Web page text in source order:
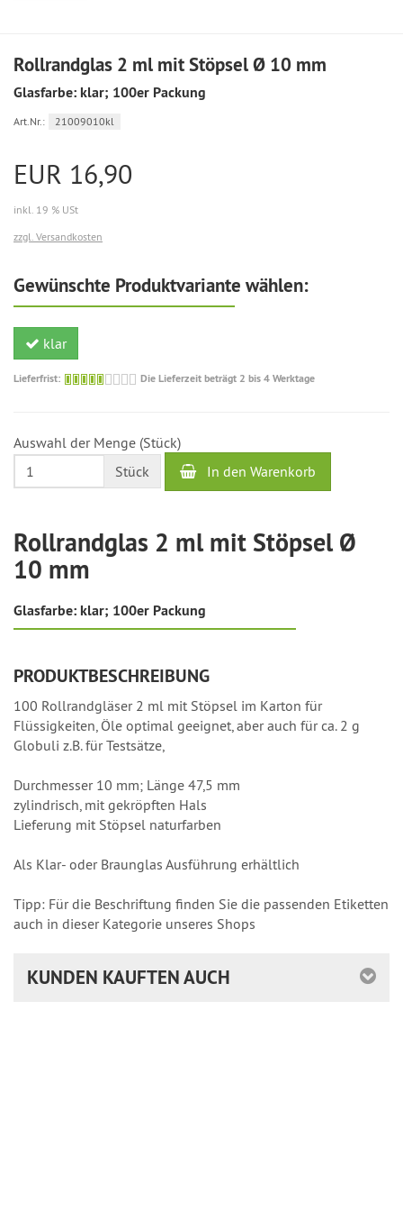
Rollrandglas 2 ml mit Stöpsel Ø 10 mm
Glasfarbe: klar; 100er Packung
Art.Nr.: 21009010kl
EUR 16,90
inkl. 19 % USt
zzgl. Versandkosten
Gewünschte Produktvariante wählen:
klar
Lieferfrist:
Die
bis
4
Werktage
Die Lieferzeit beträgt 2 bis 4 Werktage
Auswahl der Menge (Stück)
Stück
In den Warenkorb
Rollrandglas 2 ml mit Stöpsel Ø
10 mm
Glasfarbe: klar; 100er Packung
PRODUKTBESCHREIBUNG
100 Rollrandgläser 2 ml mit Stöpsel im Karton für
Flüssigkeiten, Öle optimal geeignet, aber auch für ca. 2 g
Globuli z.B. für Testsätze,
Durchmesser 10 mm; Länge 47,5 mm
zylindrisch, mit gekröpften Hals
Lieferung mit Stöpsel naturfarben
Als Klar- oder Braunglas Ausführung erhältlich
Tipp: Für die Beschriftung finden Sie die passenden Etiketten
auch in dieser Kategorie unseres Shops
KUNDEN KAUFTEN AUCH